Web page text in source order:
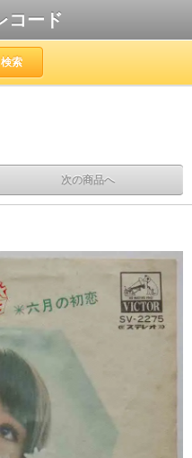
コード
検索
次の商品へ